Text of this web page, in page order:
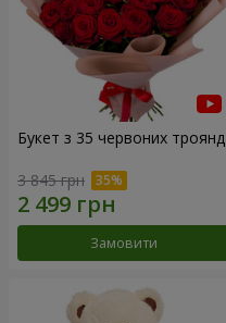
Букет з 35 червоних троянд
3 845 грн
Замовити